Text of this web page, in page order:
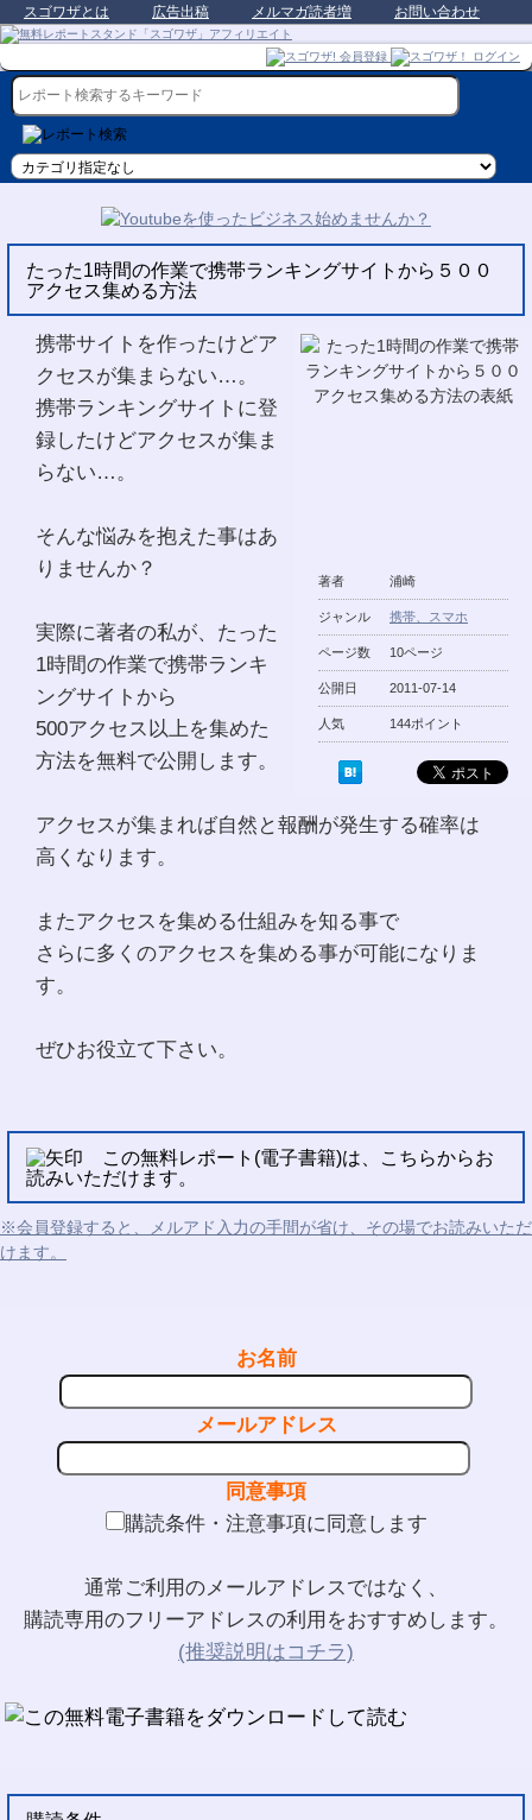
スゴワザとは 広告出稿 メルマガ読者増 お問い合わせ
たった1時間の作業で携帯ランキングサイトから５００
アクセス集める方法
著者 浦崎
ジャンル 携帯、スマホ
ページ数 10ページ
公開日 2011-07-14
人気 144ポイント
携帯サイトを作ったけどア
クセスが集まらない…。
携帯ランキングサイトに登
録したけどアクセスが集ま
らない…。
そんな悩みを抱えた事はあ
りませんか？
実際に著者の私が、たった
1時間の作業で携帯ランキ
ングサイトから
500アクセス以上を集めた
方法を無料で公開します。
アクセスが集まれば自然と報酬が発生する確率は
高くなります。
またアクセスを集める仕組みを知る事で
さらに多くのアクセスを集める事が可能になりま
す。
ぜひお役立て下さい。
この無料レポート(電子書籍)は、こちらからお
読みいただけます。
※会員登録すると、メルアド入力の手間が省け、その場でお読みいただ
けます。
お名前
メールアドレス
同意事項
購読条件・注意事項に同意します
通常ご利用のメールアドレスではなく、
購読専用のフリーアドレスの利用をおすすめします。
(推奨説明はコチラ)